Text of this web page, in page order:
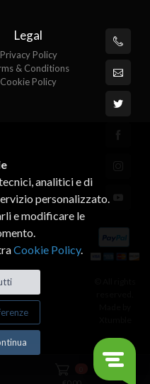
Legal
Privacy Policy
& Conditions
Cookie Policy
analitici e di
personalizzato.
e modificare le
Cookie Policy.